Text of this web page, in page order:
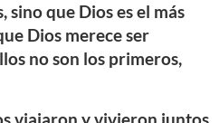
sino que Dios es el más
Dios merece ser
no son los primeros,
viajaron y vivieron juntos.